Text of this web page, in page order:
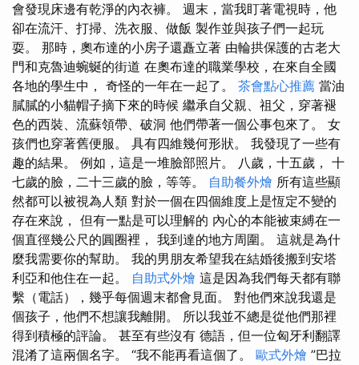
會發現床邊有乾淨的內衣褲。 週末，當我盯著電視時，他
卻在流汗、打掃、洗衣服、做飯 製作並與孩子們一起玩
耍。 那時，奧布達的小房子還矗立著 由輪拱保護的古老大
門和克魯迪蜿蜒的街道 在奧布達的職業學校，在來自全國
各地的學生中， 奇怪的一年在一起了。 茶會點心推薦 當油
膩膩的小貓帽子摘下來的時候 繼承自父親、祖父，穿著褪
色的西裝、流蘇領帶、破洞 他們帶著一個公事包來了。 女
孩們也穿著舊便服。 具有四維幾何形狀。 我發現了一些有
趣的結果。 例如，這是一堆臉部照片。 八歲，十五歲， 十
七歲的臉，二十三歲的臉，等等。 自助餐外燴 所有這些顯
然都可以被視為人類 對於一個在四個維度上是恆定不變的
存在來說， 但有一點是可以理解的 內心的本能被束縛在一
個直徑幾公尺的圓圈裡， 我到達的地方周圍。 這就是為什
麼我需要你的幫助。 我的男朋友希望我在結婚後搬到安塔
利亞和他住在一起。 自助式外燴 這是因為我們每天都有聯
繫（電話），幾乎每個週末都會見面。 對他們來說我還是
個孩子，他們不想讓我離開。 所以我並不總是從他們那裡
得到積極的評論。 甚至有些沒有 德語，但一位匈牙利翻譯
混淆了這兩個名字。 “我不能再看這個了。 歐式外燴 ”巴拉